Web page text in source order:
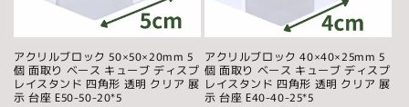
アクリルブロック 50×50×20mm 5
個 面取り ベース キューブ ディスプ
レイスタンド 四角形 透明 クリア 展
示 台座 E50-50-20*5
アクリルブロック 40×40×25mm 5
個 面取り ベース キューブ ディスプ
レイスタンド 四角形 透明 クリア 展
示 台座 E40-40-25*5